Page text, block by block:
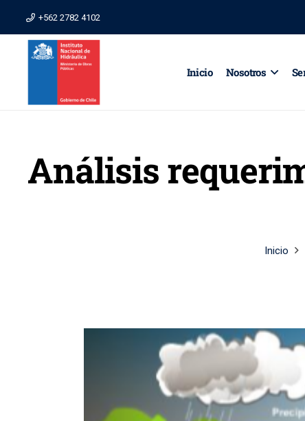
+562 2782 4102
Inicio Nosotros
Análisis
Inicio